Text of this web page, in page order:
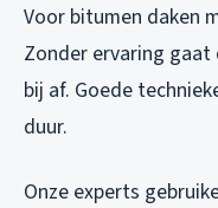
Voor bitumen daken
Zonder ervaring gaat
bij af. Goede
duur.
Onze experts